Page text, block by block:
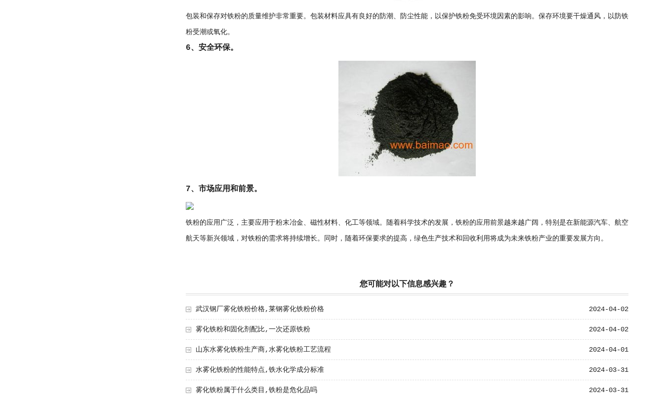
包装和保存对铁粉的质量维护非常重要。包装材料应具有良好的防潮、防尘性能，以保护铁粉免受环境因素的影响。保存环境要干燥通风，以防铁
粉受潮或氧化。
6、安全环保。
7、市场应用和前景。
铁粉的应用广泛，主要应用于粉末冶金、磁性材料、化工等领域。随着科学技术的发展，铁粉的应用前景越来越广阔，特别是在新能源汽车、航空
航天等新兴领域，对铁粉的需求将持续增长。同时，随着环保要求的提高，绿色生产技术和回收利用将成为未来铁粉产业的重要发展方向。
您可能对以下信息感兴趣？
2024-04-02
武汉钢厂雾化铁粉价格,莱钢雾化铁粉价格
2024-04-02
雾化铁粉和固化剂配比,一次还原铁粉
2024-04-01
山东水雾化铁粉生产商,水雾化铁粉工艺流程
2024-03-31
水雾化铁粉的性能特点,铁水化学成分标准
2024-03-31
雾化铁粉属于什么类目,铁粉是危化品吗